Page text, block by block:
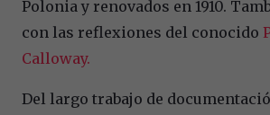
Polonia y renovados en 1910.
con las reflexiones del conocido
Calloway.
Del largo trabajo de